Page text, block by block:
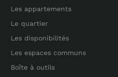
Les appartements
Le quartier
Les disponibilités
Les espaces communs
Boîte à outils